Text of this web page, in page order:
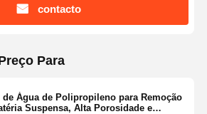
da água
ultrapura
de água ultrapura
contacto
Para
de Água de Polipropileno para Remoção
Suspensa, Alta Porosidade e